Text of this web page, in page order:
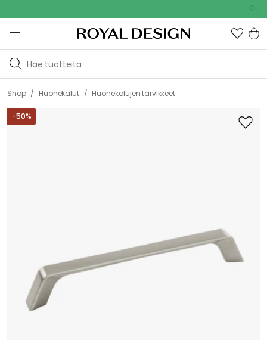
Outdoor
Shop / Huonekalut / Huonekalujen tarvikkeet
-50%